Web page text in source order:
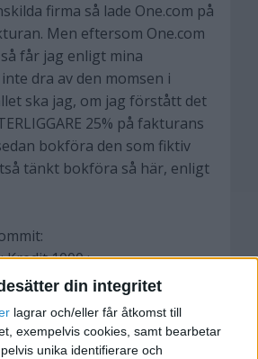
din integritet
lagrar och/eller får åtkomst till
exempelvis cookies, samt bearbetar
unika identifierare och
firma så lade One.com på
Men eftersom One.com
får jag enligt mina
dra av den momsen i
ska jag, om jag förstått det
25% på fakturans
bokföra den som fiktiv
tänkt bokföra så här, enligt
Kredit 1000 :-
EU-land): Debet 1000 :-
skattskyldighet 25 %):
moms utlandet): Debet